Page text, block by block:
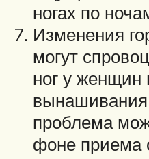
ногах по
Изменения
могут
ног у женщин
вынашивания
проблема
фоне приема